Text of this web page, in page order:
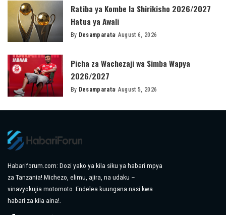
Ratiba ya Kombe la Shirikisho 2026/2027
Hatua ya Awali
Posted
By Desamparata August 6, 2026
Picha za Wachezaji wa Simba Wapya
2026/2027
Posted
By Desamparata August 5, 2026
Habariforum.com: Dozi yako ya kila siku ya habari mpya
za Tanzania! Michezo, elimu, ajira, na udaku –
vinavyokujia motomoto. Endelea kuungana nasi kwa
habari za kila aina!.